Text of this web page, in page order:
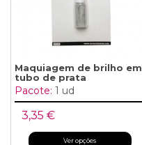
Maquiagem de brilho em
tubo de prata
Pacote: 1 ud
3,35 €
Ver opções